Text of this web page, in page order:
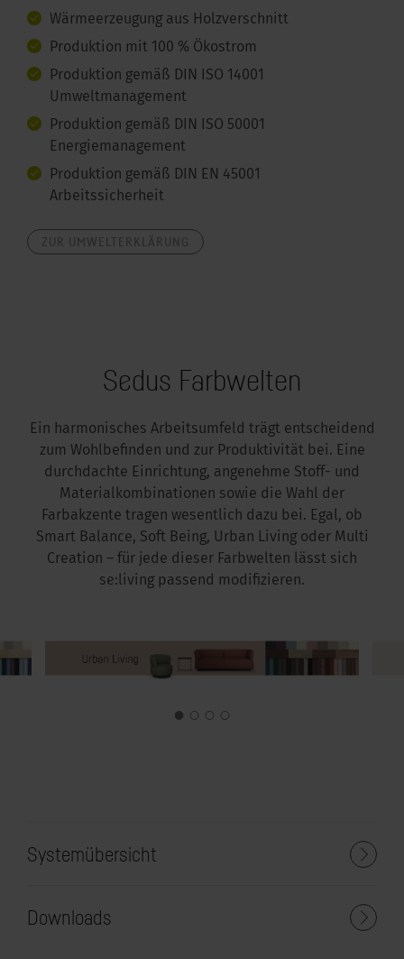
Wärmeerzeugung aus Holzverschnitt
Produktion mit 100 % Ökostrom
Produktion gemäß DIN ISO 14001
Umweltmanagement
Produktion gemäß DIN ISO 50001
Energiemanagement
Produktion gemäß DIN EN 45001
Arbeitssicherheit
Sedus Farbwelten
Ein harmonisches Arbeitsumfeld trägt entscheidend
zum Wohlbefinden und zur Produktivität bei. Eine
durchdachte Einrichtung, angenehme Stoff- und
Materialkombinationen sowie die Wahl der
Farbakzente tragen wesentlich dazu bei. Egal, ob
Smart Balance, Soft Being, Urban Living oder Multi
Creation – für jede dieser Farbwelten lässt sich
se:living passend modifizieren.
Systemübersicht
Downloads